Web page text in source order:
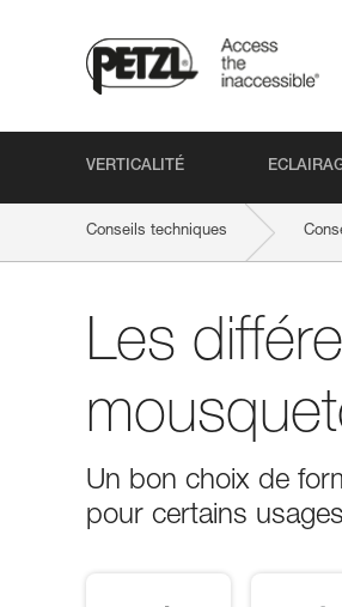
VERTICALITÉ
Conseils techniques
Les
Un bon choix de
pour certains